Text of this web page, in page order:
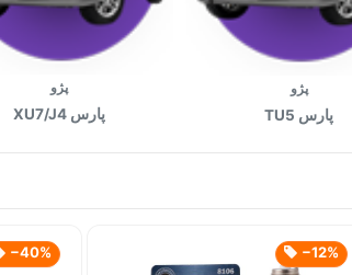
پژو
پارس TU5
پژو
پارس XU7/J4
‎−12%
‎−40%